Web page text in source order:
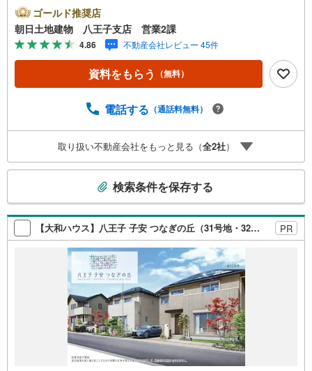
する方皆様のプライベートが守られ快適にお過ごしいただ
けます♪※バザール会場には、ベビーベッドや キッズスペ
ースをご用意しております。 小さなお子様連れでも、安
心してご来場ください！資料請求、住宅ローンのご相談な
どお気軽にお問合せください！スタッフ25名でお客様がご
覧になったことのない情報を多数ご用意しております。イ
います！ご案内時に他物件もご紹介可能です。 担当営業へ
寄り駅等でお待ち合わせ、弊社へのご来社など、ご相談く
ださい。ご希望があれば周辺環境、お客様の希望に合わせ
た物件などもご案内をいたします。お住まい探しは朝日土
ゴールド推奨店
朝日土地建物 八王子支店 営業2課
4.86 不動産会社レビュー 45件
資料をもらう （無料）
電話する （通話料無料）
取り扱い不動産会社をもっと見る（全2社）
検
索
条
検索条件を保存する
【大和ハウス】八王子 子安 つなぎの丘（31号地・32号地） （分譲住宅） PR